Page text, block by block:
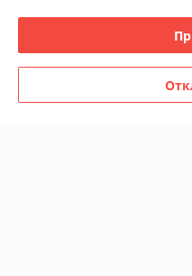
аг. Ждановичи, ул.
"Корона", павильон 46,
Контакты
Сегодня работает с